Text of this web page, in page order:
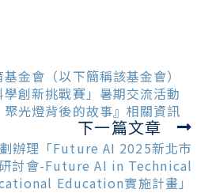
金會（以下簡稱該基金會）
學創新挑戰賽」暑期交流活動
光燈背後的故事』相關資訊
下一篇文章
辦理「Future AI 2025新北市
討會-Future AI in Technical
Education實施計畫」